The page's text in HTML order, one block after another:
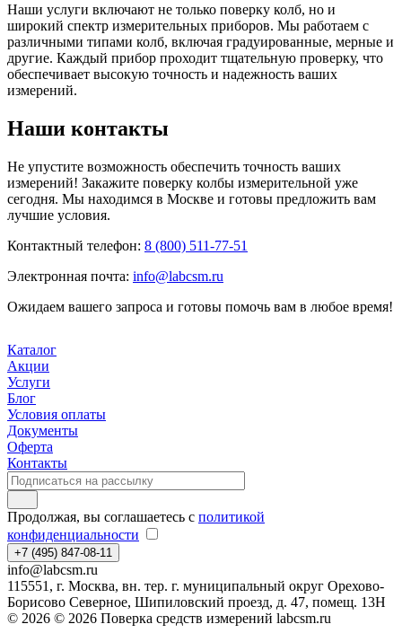
Наши услуги включают не только поверку колб, но и
широкий спектр измерительных приборов. Мы работаем с
различными типами колб, включая градуированные, мерные и
другие. Каждый прибор проходит тщательную проверку, что
обеспечивает высокую точность и надежность ваших
измерений.
Наши контакты
Не упустите возможность обеспечить точность ваших
измерений! Закажите поверку колбы измерительной уже
сегодня. Мы находимся в Москве и готовы предложить вам
лучшие условия.
Контактный телефон: 8 (800) 511-77-51
Электронная почта: info@labcsm.ru
Ожидаем вашего запроса и готовы помочь вам в любое время!
Каталог
Акции
Услуги
Блог
Условия оплаты
Документы
Оферта
Контакты
Продолжая, вы соглашаетесь с политикой
конфиденциальности
+7 (495) 847-08-11
info@labcsm.ru
115551, г. Москва, вн. тер. г. муниципальный округ Орехово-
Борисово Северное, Шипиловский проезд, д. 47, помещ. 13Н
© 2026 © 2026 Поверка средств измерений labcsm.ru